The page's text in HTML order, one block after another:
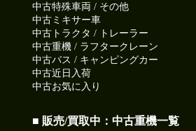
中古特殊車両 / その他
中古ミキサー車
中古トラクタ / トレーラー
中古重機 / ラフタークレーン
中古バス / キャンピングカー
中古近日入荷
中古お気に入り
■ 販売/買取中：中古重機一覧